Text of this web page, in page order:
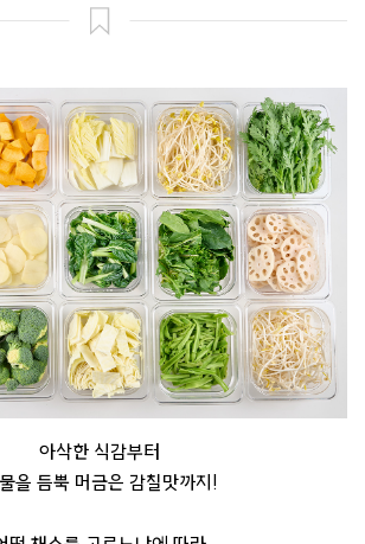
아삭한 식감부터
을 듬뿍 머금은 감칠맛까지!